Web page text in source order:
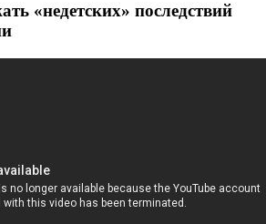
«недетских» последствий